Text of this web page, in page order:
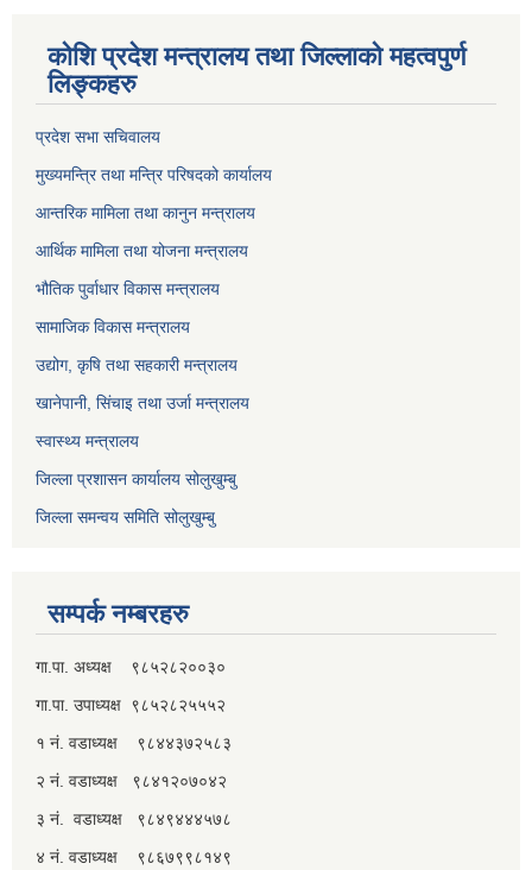
कोशि प्रदेश मन्त्रालय तथा जिल्लाको महत्वपुर्ण
लिङ्कहरु
प्रदेश सभा सचिवालय
मुख्यमन्त्रि तथा मन्त्रि परिषदको कार्यालय
आन्तरिक मामिला तथा कानुन मन्त्रालय
आर्थिक मामिला तथा योजना मन्त्रालय
भौतिक पुर्वाधार विकास मन्त्रालय
सामाजिक विकास मन्त्रालय
उद्योग, कृषि तथा सहकारी मन्त्रालय
खानेपानी, सिंचाइ तथा उर्जा मन्त्रालय
स्वास्थ्य मन्त्रालय
जिल्ला प्रशासन कार्यालय सोलुखुम्बु
जिल्ला समन्वय समिति सोलुखुम्बु
सम्पर्क नम्बरहरु
गा.पा. अध्यक्ष ९८५२८२००३०
गा.पा. उपाध्यक्ष ९८५२८२५५५२
१ नं. वडाध्यक्ष ९८४४३७२५८३
२ नं. वडाध्यक्ष ९८४१२०७०४२
३ नं. वडाध्यक्ष ९८४९४४४५७८
४ नं. वडाध्यक्ष ९८६७९९८१४९